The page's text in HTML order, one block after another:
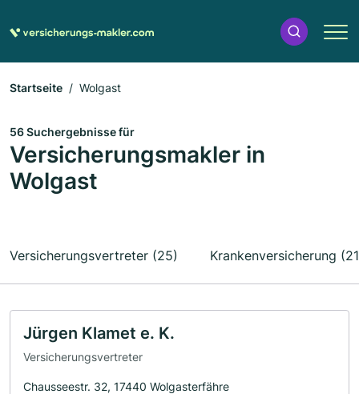
Startseite Wolgast
56 Suchergebnisse für
Versicherungsmakler in
Wolgast
Versicherungsvertreter (25) Krankenversicherung
Jürgen Klamet e. K.
Versicherungsvertreter
Chausseestr. 32, 17440 Wolgasterfähre